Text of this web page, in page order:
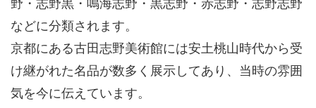
などに分類されます。
京都にある古田志野美術館には安土桃山時代から受
け継がれた名品が数多く展示してあり、当時の雰囲
気を今に伝えています。